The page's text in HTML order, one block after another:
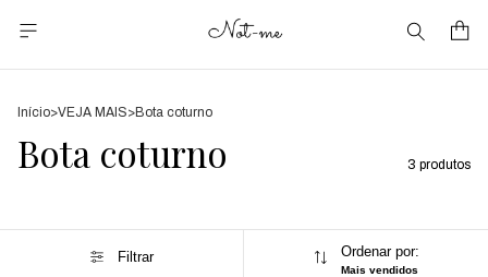
Início>VEJA MAIS>Bota coturno
Bota coturno 3 produtos
Filtrar Ordenar por:
Mais vendidos